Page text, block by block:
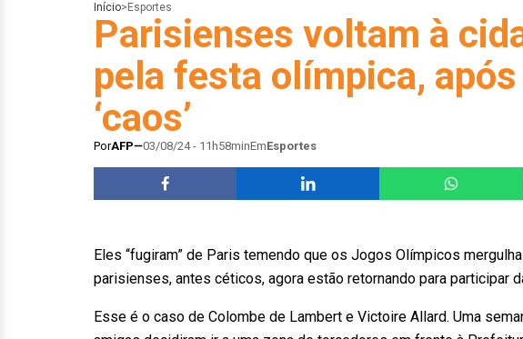
Início> Esportes
Parisienses voltam à
pela festa olímpica,
‘caos’
PorAFP 03/08/24 - 11h58minEmEsportes
Eles “fugiram” de Paris temendo que os Jogos Olímpicos
parisienses, antes céticos, agora estão retornando para participar
Esse é o caso de Colombe de Lambert e Victoire Allard. Uma